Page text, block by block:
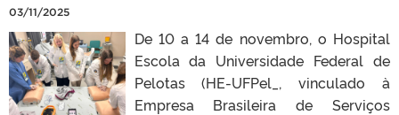
03/11/2025
De 10 a 14 de novembro, o Hospital
Escola da Universidade Federal de
Pelotas (HE-UFPel_, vinculado à
Empresa Brasileira de Serviços